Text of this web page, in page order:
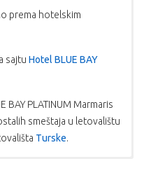
prema hotelskim
sajtu Hotel BLUE BAY
BAY PLATINUM Marmaris
smeštaja u letovalištu
Turske.